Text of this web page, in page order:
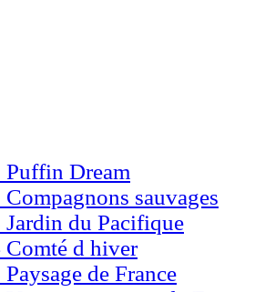
Puffin Dream
Compagnons sauvages
Jardin du Pacifique
Comté d hiver​
Paysage de France